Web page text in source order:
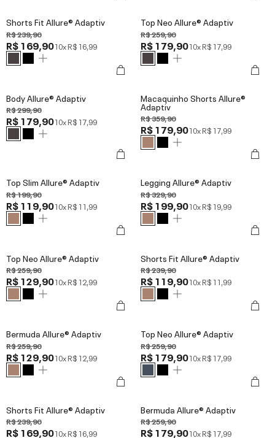
Shorts Fit Allure® Adaptiv
R$ 239,90
R$ 169,9010xR$ 16,99
Top Neo Allure® Adaptiv
R$ 259,90
R$ 179,9010xR$ 17,99
Body Allure® Adaptiv
R$ 299,90
R$ 179,9010xR$ 17,99
Macaquinho Shorts Allure®
Adaptiv
R$ 359,90
R$ 179,9010xR$ 17,99
Top Slim Allure® Adaptiv
R$ 199,90
R$ 119,9010xR$ 11,99
Legging Allure® Adaptiv
R$ 329,90
R$ 199,9010xR$ 19,99
Top Neo Allure® Adaptiv
R$ 259,90
R$ 129,9010xR$ 12,99
Shorts Fit Allure® Adaptiv
R$ 239,90
R$ 119,9010xR$ 11,99
Bermuda Allure® Adaptiv
R$ 259,90
R$ 129,9010xR$ 12,99
Top Neo Allure® Adaptiv
R$ 259,90
R$ 179,9010xR$ 17,99
Shorts Fit Allure® Adaptiv
R$ 239,90
R$ 169,9010xR$ 16,99
Bermuda Allure® Adaptiv
R$ 259,90
R$ 179,9010xR$ 17,99